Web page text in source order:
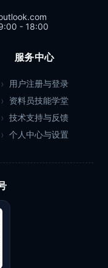
- 18:00
服务中心
用户注册与登录
资料员技能学堂
技术支持与反馈
个人中心与设置